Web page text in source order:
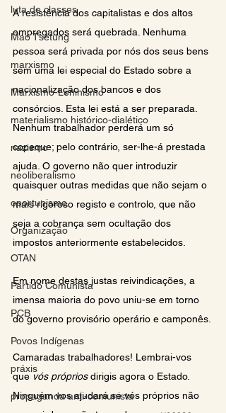
luta de classes
Mao Tsetung
marxismo
Marxismo-Leninismo
materialismo histórico-dialético
nazismo
neoliberalismo
oportunismo
Organização
OTAN
Partido Comunista
PCB
Povos Indígenas
práxis
propaganda anti-comunista
A resistência dos capitalistas e dos altos
empregados será quebrada. Nenhuma
pessoa será privada por nós dos seus bens
sem uma lei especial do Estado sobre a
nacionalização dos bancos e dos
consórcios. Esta lei está a ser preparada.
Nenhum trabalhador perderá um só
copeque; pelo contrário, ser-lhe-á prestada
ajuda. O governo não quer introduzir
quaisquer outras medidas que não sejam o
mais rigoroso registo e controlo, que não
seja a cobrança sem ocultação dos
impostos anteriormente estabelecidos.
Em nome destas justas reivindicações, a
imensa maioria do povo uniu-se em torno
do governo provisório operário e camponês.
Camaradas trabalhadores! Lembrai-vos
que vós próprios dirigis agora o Estado.
Ninguém vos ajudará se vós próprios não